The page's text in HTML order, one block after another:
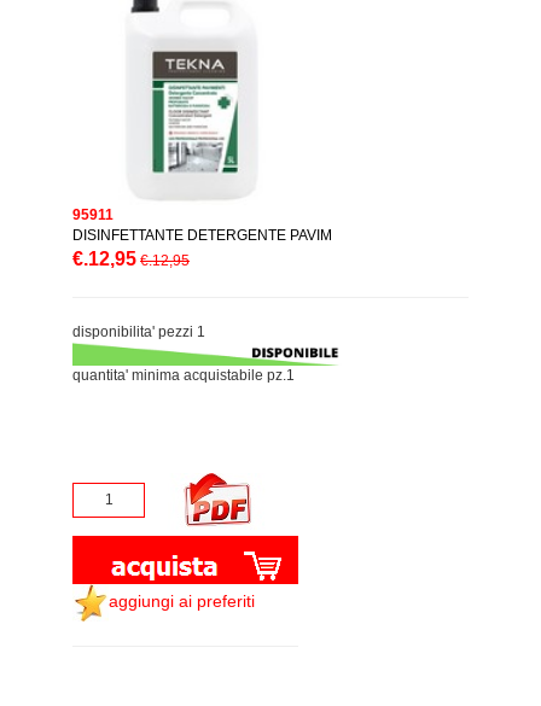
95911
DISINFETTANTE DETERGENTE PAVIM
€.12,95 €.12,95
disponibilita' pezzi 1
quantita' minima acquistabile pz.1
aggiungi ai preferiti